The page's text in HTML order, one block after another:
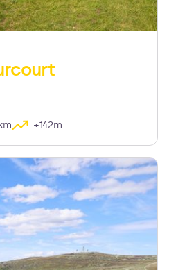
CC Entre Dore et Allier
+142m